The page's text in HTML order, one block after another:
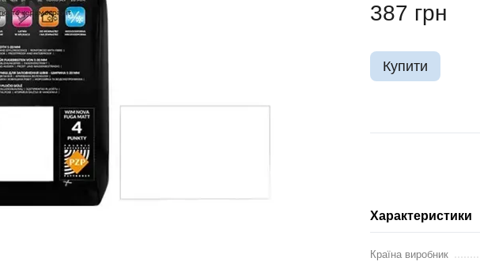
387 грн
Купити
Характеристики
Країна виробник